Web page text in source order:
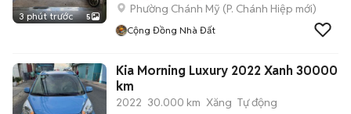
3 phút trước 5
Phường Chánh Mỹ (P. Chánh Hiệp mới)
Cộng Đồng Nhà Đất
Kia Morning Luxury 2022 Xanh 30000
km
2022 30.000 km Xăng Tự động